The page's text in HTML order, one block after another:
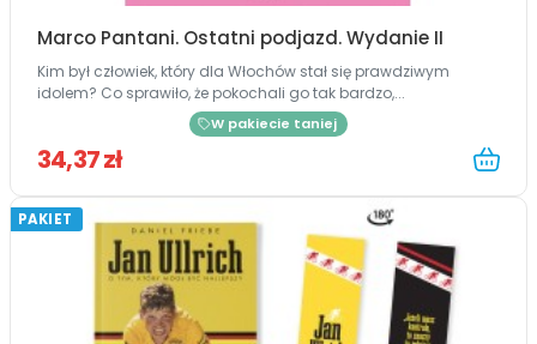
Marco Pantani. Ostatni podjazd. Wydanie II
Kim był człowiek, który dla Włochów stał się prawdziwym
idolem? Co sprawiło, że pokochali go tak bardzo,...
W pakiecie taniej
34,37 zł
PAKIET